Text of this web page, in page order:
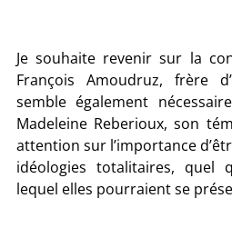
Je souhaite revenir sur la
François Amoudruz, frère
semble également
Madeleine Reberioux, son
attention sur l’importance
idéologies totalitaires, quel
lequel elles pourraient se